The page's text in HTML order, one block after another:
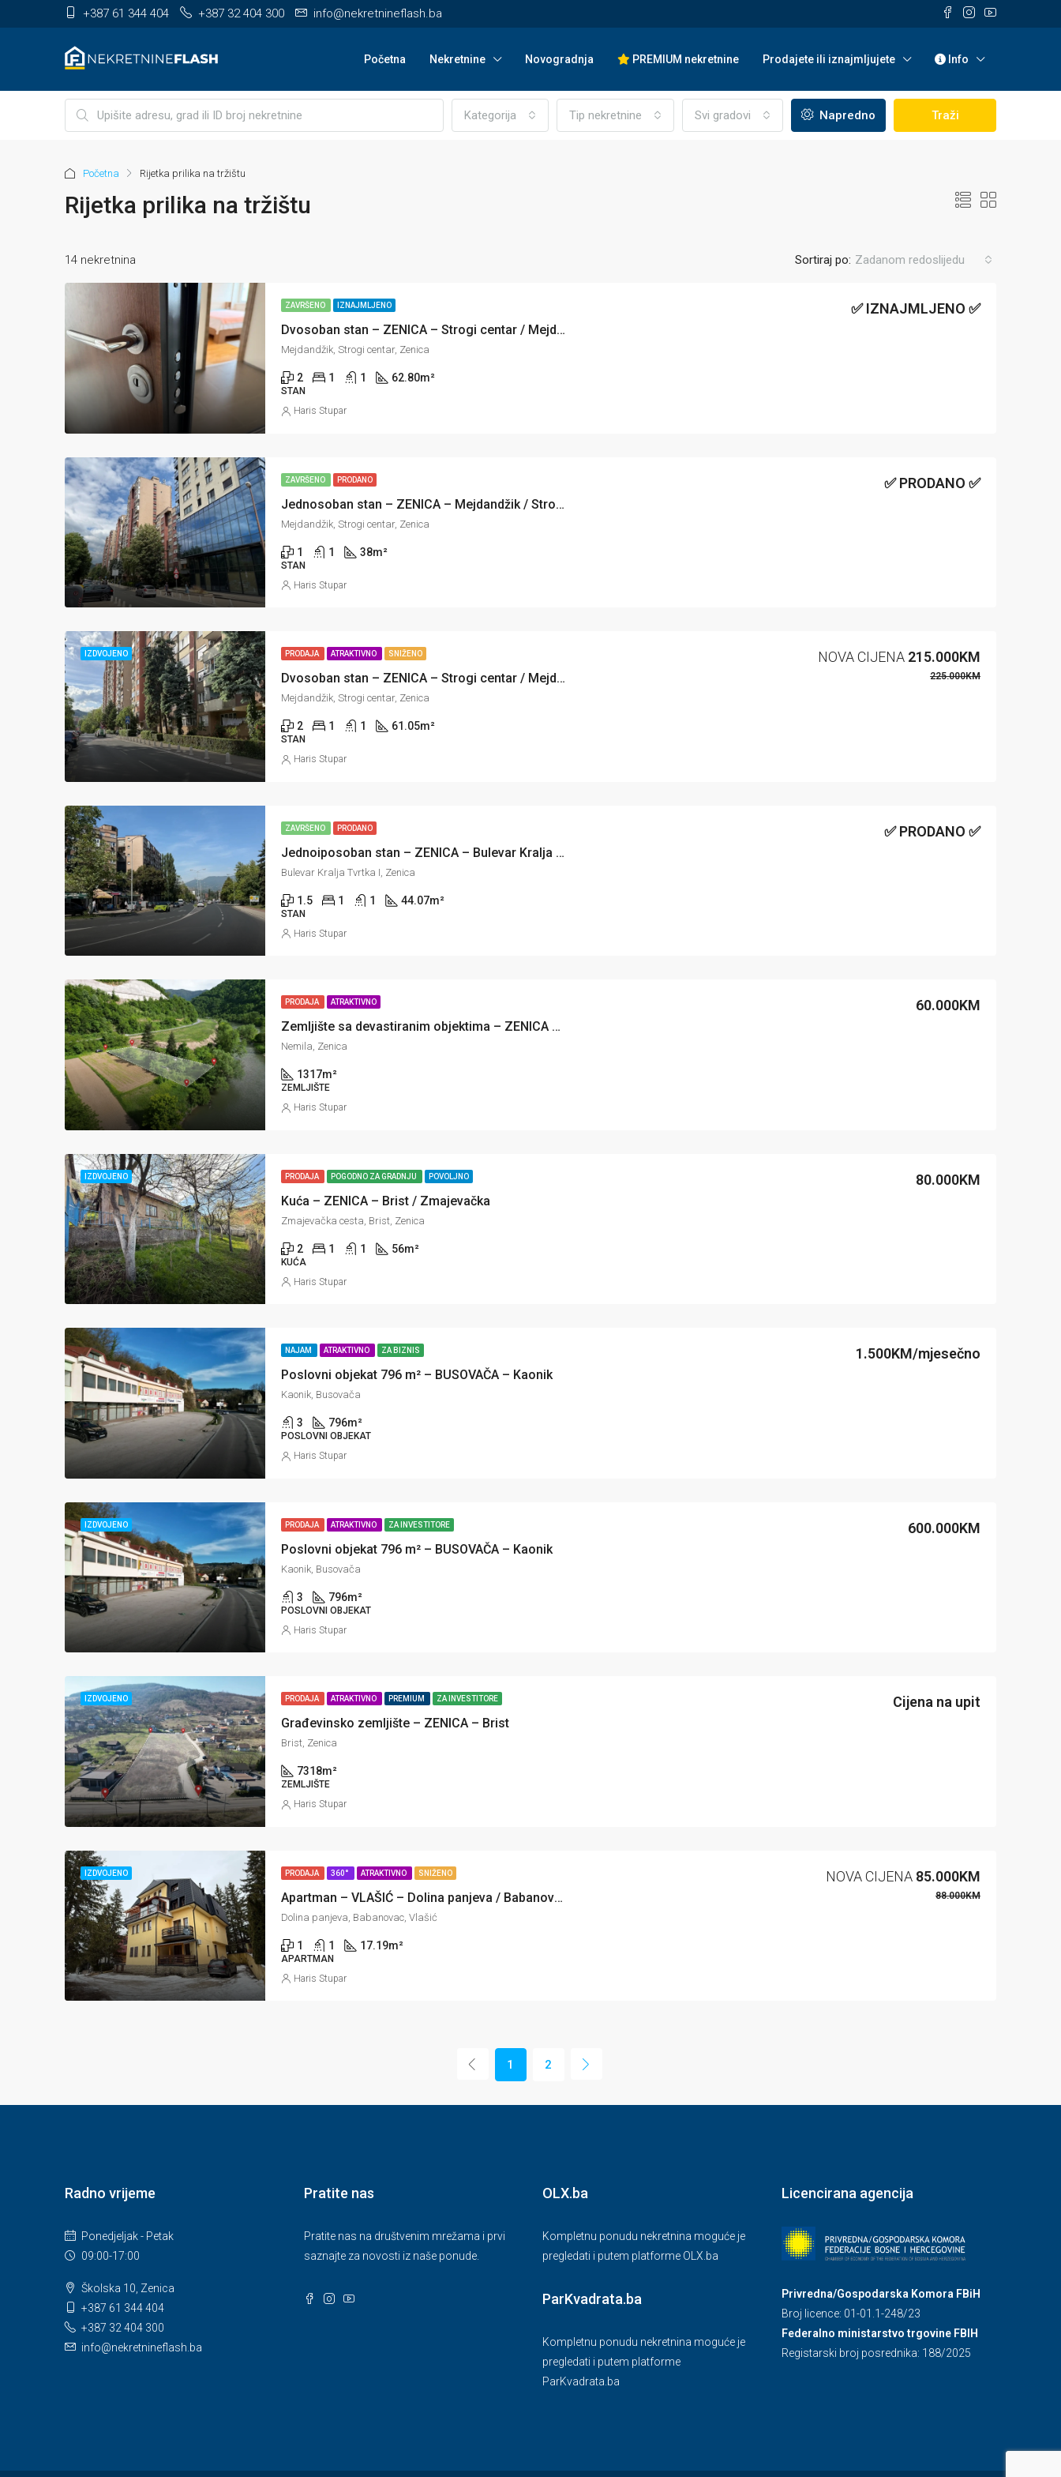
+387 61 344 404 +387 32 404 300 info@nekretnineflash.ba
Početna Nekretnine Novogradnja PREMIUM nekretnine Prodajete ili iznajmljujete Info
Kategorija Tip nekretnine Svi gradovi Napredno Traži
Početna Rijetka prilika na tržištu
Rijetka prilika na tržištu
14 nekretnina Sortiraj po: Zadanom redoslijedu
ZAVRŠENO IZNAJMLJENO
Dvosoban stan – ZENICA – Strogi centar / Mejdandžik
✅ IZNAJMLJENO ✅
Mejdandžik, Strogi centar, Zenica
2 1 1 62.80m²
STAN
Haris Stupar
ZAVRŠENO PRODANO
Jednosoban stan – ZENICA – Mejdandžik / Strogi centar
✅ PRODANO ✅
Mejdandžik, Strogi centar, Zenica
1 1 38m²
STAN
Haris Stupar
IZDVOJENO PRODAJA ATRAKTIVNO SNIŽENO
Dvosoban stan – ZENICA – Strogi centar / Mejdandžik
NOVA CIJENA 215.000KM
225.000KM
Mejdandžik, Strogi centar, Zenica
2 1 1 61.05m²
STAN
Haris Stupar
ZAVRŠENO PRODANO
Jednoiposoban stan – ZENICA – Bulevar Kralja Tvrtka
✅ PRODANO ✅
Bulevar Kralja Tvrtka I, Zenica
1.5 1 1 44.07m²
STAN
Haris Stupar
PRODAJA ATRAKTIVNO
Zemljište sa devastiranim objektima – ZENICA – Nemila
60.000KM
Nemila, Zenica
1317m²
ZEMLJIŠTE
Haris Stupar
IZDVOJENO PRODAJA POGODNO ZA GRADNJU POVOLJNO
Kuća – ZENICA – Brist / Zmajevačka
80.000KM
Zmajevačka cesta, Brist, Zenica
2 1 1 56m²
KUĆA
Haris Stupar
NAJAM ATRAKTIVNO ZA BIZNIS
Poslovni objekat 796 m² – BUSOVAČA – Kaonik
1.500KM/mjesečno
Kaonik, Busovača
3 796m²
POSLOVNI OBJEKAT
Haris Stupar
IZDVOJENO PRODAJA ATRAKTIVNO ZA INVESTITORE
Poslovni objekat 796 m² – BUSOVAČA – Kaonik
600.000KM
Kaonik, Busovača
3 796m²
POSLOVNI OBJEKAT
Haris Stupar
IZDVOJENO PRODAJA ATRAKTIVNO PREMIUM ZA INVESTITORE
Građevinsko zemljište – ZENICA – Brist
Cijena na upit
Brist, Zenica
7318m²
ZEMLJIŠTE
Haris Stupar
IZDVOJENO PRODAJA 360° ATRAKTIVNO SNIŽENO
Apartman – VLAŠIĆ – Dolina panjeva / Babanovac
NOVA CIJENA 85.000KM
88.000KM
Dolina panjeva, Babanovac, Vlašić
1 1 17.19m²
APARTMAN
Haris Stupar
1 2
Radno vrijeme
Ponedjeljak - Petak
09:00-17:00
Školska 10, Zenica
+387 61 344 404
+387 32 404 300
info@nekretnineflash.ba
Pratite nas
Pratite nas na društvenim mrežama i prvi
saznajte za novosti iz naše ponude.
OLX.ba
Kompletnu ponudu nekretnina moguće je
pregledati i putem platforme OLX.ba
ParKvadrata.ba
Kompletnu ponudu nekretnina moguće je
pregledati i putem platforme
ParKvadrata.ba
Licencirana agencija
Privredna/Gospodarska Komora FBiH
Broj licence: 01-01.1-248/23
Federalno ministarstvo trgovine FBIH
Registarski broj posrednika: 188/2025